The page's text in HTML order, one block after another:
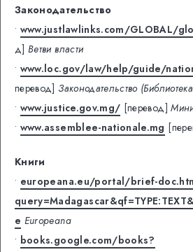
Законодательство
• www.justlawlinks.com/GLOBAL/
д] Ветви власти
• www.loc.gov/law/help/guide/
перевод] Законодательство
• www.justice.gov.mg/ [перевод]
• www.assemblee-nationale.mg
Книги
• europeana.eu/portal/brief-
e Europeana
• books.google.com/books?